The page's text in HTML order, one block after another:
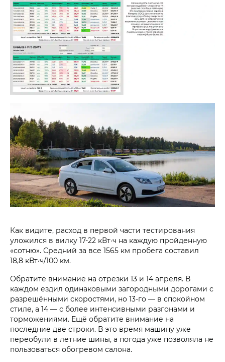
Как видите, расход в первой части тестирования
уложился в вилку 17-22 кВт·ч на каждую пройденную
«сотню». Средний за все 1565 км пробега составил
18,8 кВт·ч/100 км.
Обратите внимание на отрезки 13 и 14 апреля. В
каждом ездил одинаковыми загородными дорогами с
разрешёнными скоростями, но 13-го — в спокойном
стиле, а 14 — с более интенсивными разгонами и
торможениями. Ещё обратите внимание на
последние две строки. В это время машину уже
переобули в летние шины, а погода уже позволяла не
пользоваться обогревом салона.